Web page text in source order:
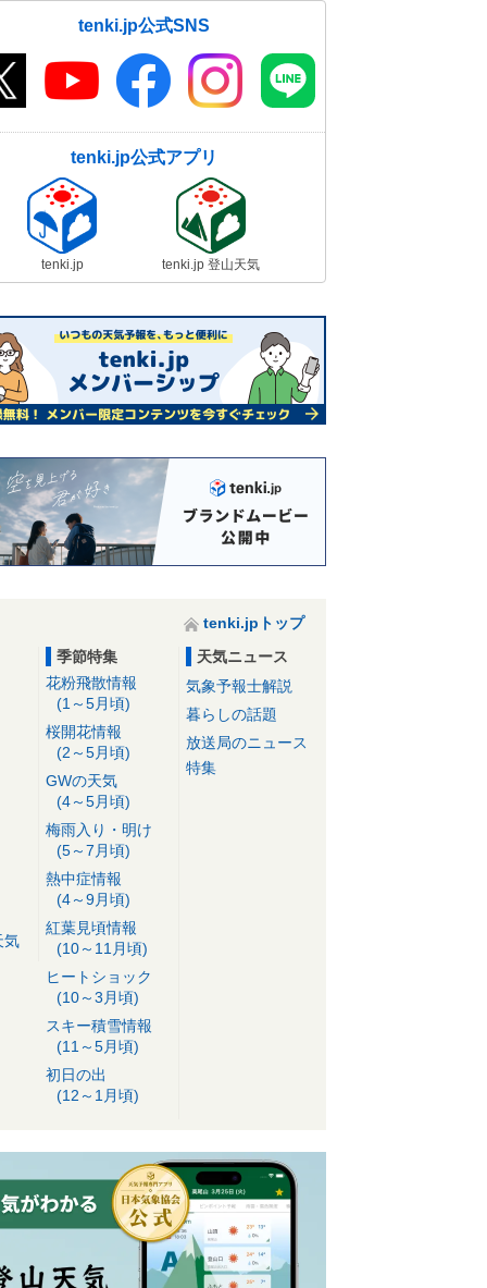
tenki.jp公式SNS
tenki.jp公式アプリ
tenki.jp tenki.jp 登山天気
tenki.jpトップ
気
季節特集
花粉飛散情報
(1～5月頃)
桜開花情報
(2～5月頃)
GWの天気
(4～5月頃)
梅雨入り・明け
(5～7月頃)
熱中症情報
(4～9月頃)
紅葉見頃情報
(10～11月頃)
ヒートショック
(10～3月頃)
スキー積雪情報
(11～5月頃)
初日の出
(12～1月頃)
天気ニュース
気象予報士解説
暮らしの話題
放送局のニュース
特集